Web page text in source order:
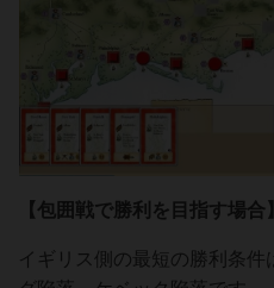
【包囲戦で勝利を目指す場合】
イギリス側の最短の勝利条